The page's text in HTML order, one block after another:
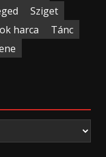
Sziget
harca
Tánc